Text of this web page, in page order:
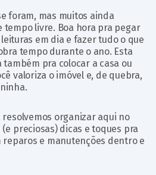
foram, mas muitos ainda
tempo livre. Boa hora pra pegar
em dia e fazer tudo o que
tempo durante o ano. Esta
pra colocar a casa ou
valoriza o imóvel e, de quebra,
resolvemos organizar aqui no
preciosas) dicas e toques pra
e manutenções dentro e